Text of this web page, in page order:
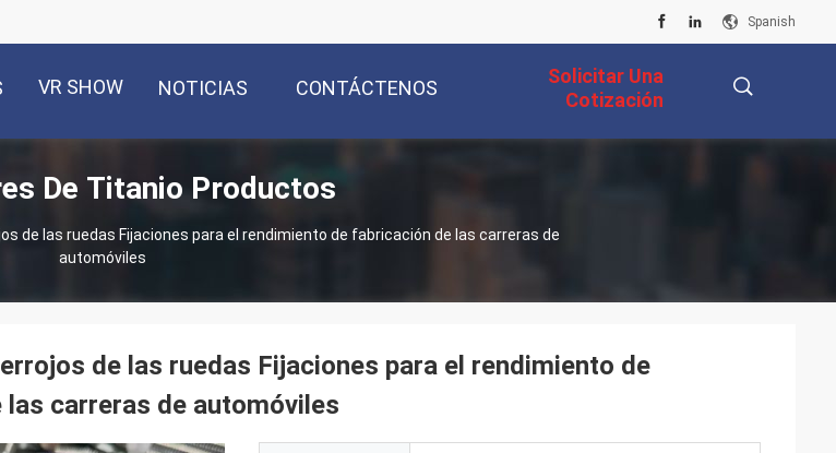
Spanish
VR SHOW NOTICIAS CONTÁCTENOS
Solicitar Una
Cotización
De Titanio Productos
de las ruedas Fijaciones para el rendimiento de fabricación de las carreras de
automóviles
de las ruedas Fijaciones para el rendimiento de
carreras de automóviles